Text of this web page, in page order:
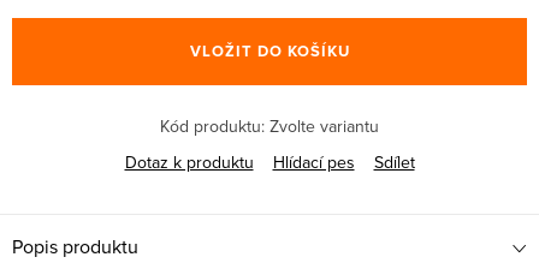
cena:
VLOŽIT DO KOŠÍKU
Kód produktu: Zvolte variantu
Dotaz k produktu
Hlídací pes Sdílet
Popis produktu